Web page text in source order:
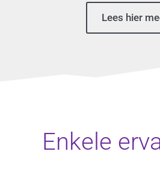
Lees hier
Enkele